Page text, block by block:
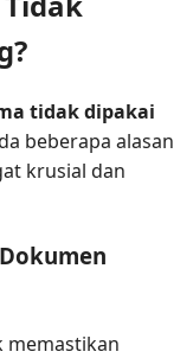
tidak dipakai
beberapa alasan
krusial dan
memastikan